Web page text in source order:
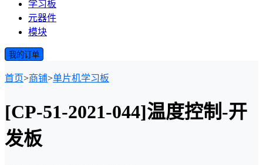
学习板
元器件
模块
我的订单
首页>商铺>单片机学习板
[CP-51-2021-044]温度控制-开
发板